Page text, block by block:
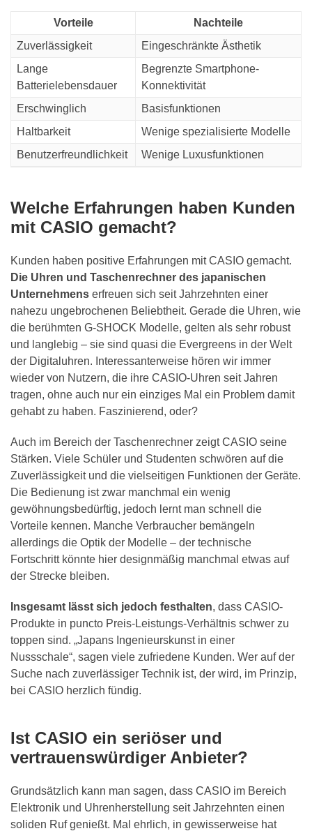
Vorteile
Nachteile
Zuverlässigkeit
Eingeschränkte Ästhetik
Lange
Batterielebensdauer
Begrenzte Smartphone-
Konnektivität
Erschwinglich
Basisfunktionen
Haltbarkeit
Wenige spezialisierte Modelle
Benutzerfreundlichkeit
Wenige Luxusfunktionen
Welche Erfahrungen haben Kunden
mit CASIO gemacht?
Kunden haben positive Erfahrungen mit CASIO gemacht.
Die Uhren und Taschenrechner des japanischen
Unternehmens erfreuen sich seit Jahrzehnten einer
nahezu ungebrochenen Beliebtheit. Gerade die Uhren, wie
die berühmten G-SHOCK Modelle, gelten als sehr robust
und langlebig – sie sind quasi die Evergreens in der Welt
der Digitaluhren. Interessanterweise hören wir immer
wieder von Nutzern, die ihre CASIO-Uhren seit Jahren
tragen, ohne auch nur ein einziges Mal ein Problem damit
gehabt zu haben. Faszinierend, oder?
Auch im Bereich der Taschenrechner zeigt CASIO seine
Stärken. Viele Schüler und Studenten schwören auf die
Zuverlässigkeit und die vielseitigen Funktionen der Geräte.
Die Bedienung ist zwar manchmal ein wenig
gewöhnungsbedürftig, jedoch lernt man schnell die
Vorteile kennen. Manche Verbraucher bemängeln
allerdings die Optik der Modelle – der technische
Fortschritt könnte hier designmäßig manchmal etwas auf
der Strecke bleiben.
Insgesamt lässt sich jedoch festhalten, dass CASIO-
Produkte in puncto Preis-Leistungs-Verhältnis schwer zu
toppen sind. „Japans Ingenieurskunst in einer
Nussschale“, sagen viele zufriedene Kunden. Wer auf der
Suche nach zuverlässiger Technik ist, der wird, im Prinzip,
bei CASIO herzlich fündig.
Ist CASIO ein seriöser und
vertrauenswürdiger Anbieter?
Grundsätzlich kann man sagen, dass CASIO im Bereich
Elektronik und Uhrenherstellung seit Jahrzehnten einen
soliden Ruf genießt. Mal ehrlich, in gewisserweise hat